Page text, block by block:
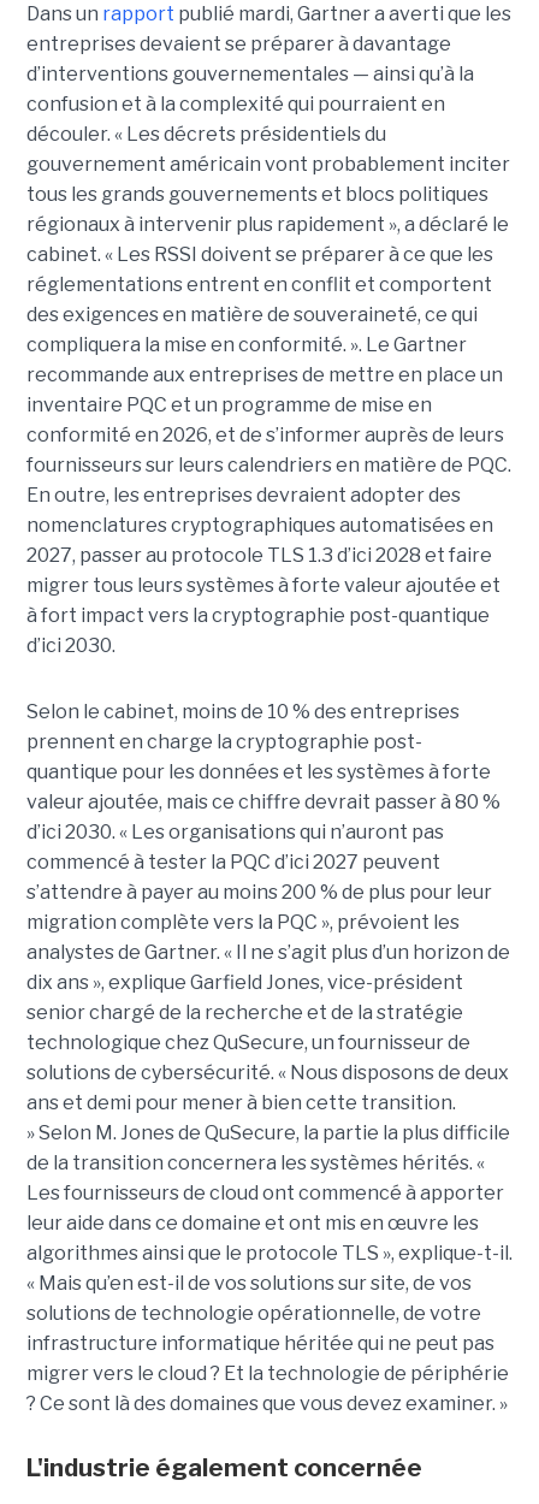
Dans un rapport publié mardi, Gartner a averti que les
entreprises devaient se préparer à davantage
d’interventions gouvernementales — ainsi qu’à la
confusion et à la complexité qui pourraient en
découler. « Les décrets présidentiels du
gouvernement américain vont probablement inciter
tous les grands gouvernements et blocs politiques
régionaux à intervenir plus rapidement », a déclaré le
cabinet. « Les RSSI doivent se préparer à ce que les
réglementations entrent en conflit et comportent
des exigences en matière de souveraineté, ce qui
compliquera la mise en conformité. ». Le Gartner
recommande aux entreprises de mettre en place un
inventaire PQC et un programme de mise en
conformité en 2026, et de s’informer auprès de leurs
fournisseurs sur leurs calendriers en matière de PQC.
En outre, les entreprises devraient adopter des
nomenclatures cryptographiques automatisées en
2027, passer au protocole TLS 1.3 d’ici 2028 et faire
migrer tous leurs systèmes à forte valeur ajoutée et
à fort impact vers la cryptographie post-quantique
d’ici 2030.
Selon le cabinet, moins de 10 % des entreprises
prennent en charge la cryptographie post-
quantique pour les données et les systèmes à forte
valeur ajoutée, mais ce chiffre devrait passer à 80 %
d’ici 2030. « Les organisations qui n’auront pas
commencé à tester la PQC d’ici 2027 peuvent
s’attendre à payer au moins 200 % de plus pour leur
migration complète vers la PQC », prévoient les
analystes de Gartner. « Il ne s’agit plus d’un horizon de
dix ans », explique Garfield Jones, vice-président
senior chargé de la recherche et de la stratégie
technologique chez QuSecure, un fournisseur de
solutions de cybersécurité. « Nous disposons de deux
ans et demi pour mener à bien cette transition.
»Selon M. Jones de QuSecure, la partie la plus difficile
de la transition concernera les systèmes hérités. «
Les fournisseurs de cloud ont commencé à apporter
leur aide dans ce domaine et ont mis en œuvre les
algorithmes ainsi que le protocole TLS », explique-t-il.
« Mais qu’en est-il de vos solutions sur site, de vos
solutions de technologie opérationnelle, de votre
infrastructure informatique héritée qui ne peut pas
migrer vers le cloud ? Et la technologie de périphérie
? Ce sont là des domaines que vous devez examiner. »
L'industrie également concernée